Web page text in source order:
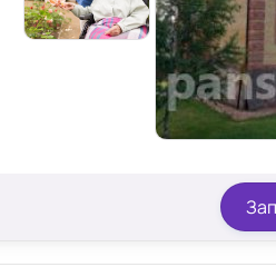
Лежачие Склероз